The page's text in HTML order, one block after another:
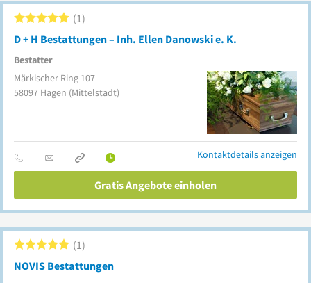
D + H Bestattungen – Inh. Ellen Danowski e. K.
Bestatter
1
Märkischer Ring 107
58097 Hagen (Mittelstadt)
Kontaktdetails anzeigen
Gratis Angebote einholen
NOVIS Bestattungen
1